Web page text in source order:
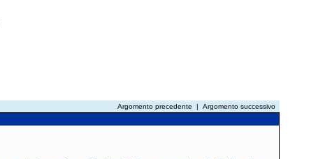
Argomento precedente | Argomento successivo